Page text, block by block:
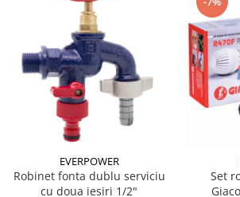
Vase de expansiune
Incazire in Pardoseala
Incalzire clasica in pardoseala
Teava incalzire pardoseala
PLACA NUTURI/TACKER
Grupuri de pompare si amestec
Distribuitoare
Cutii distribuitor
Automatizare
EVERPOWER
Robinet fonta dublu serviciu
cu doua iesiri 1/2"
Set